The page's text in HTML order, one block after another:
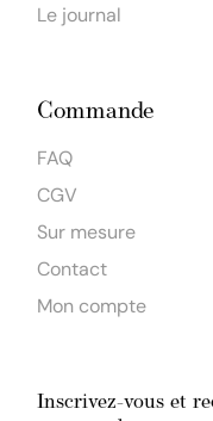
Le journal
Commande
FAQ
CGV
Sur mesure
Contact
Mon compte
Inscrivez-vous et